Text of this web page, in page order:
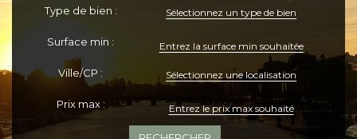
NOUS CONTACTER
Type de bien : Sélectionnez un type de bien
Surface min :
Ville/CP : Sélectionnez une localisation
Prix max :